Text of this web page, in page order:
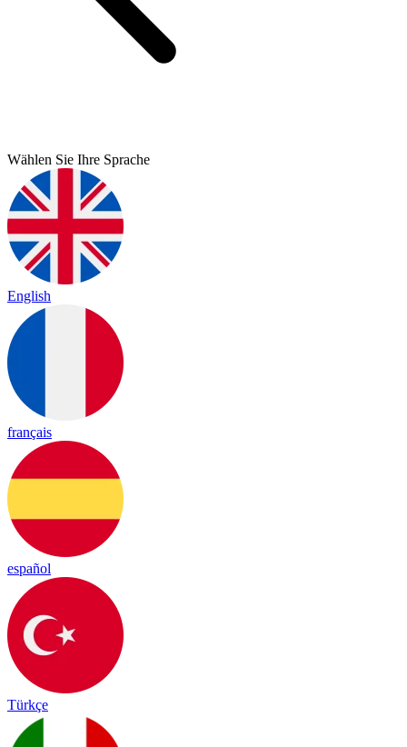
Wählen Sie Ihre Sprache
English
français
español
Türkçe